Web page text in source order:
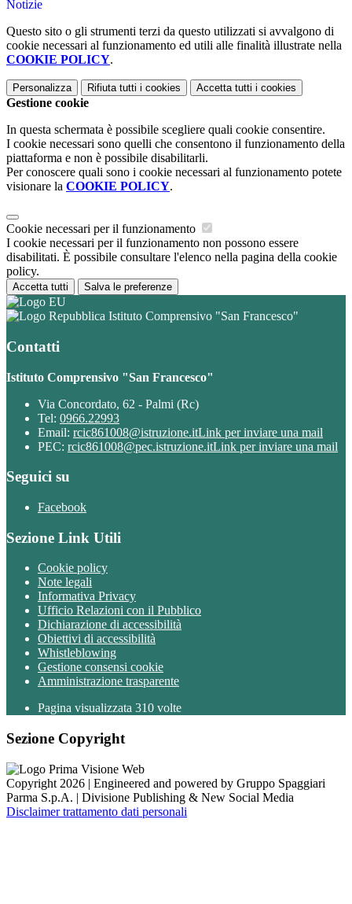
Notizie
Questo sito o gli strumenti terzi da questo utilizzati si avvalgono di
cookie necessari al funzionamento ed utili alle finalità illustrate nella
COOKIE POLICY.
Personalizza Rifiuta tutti i cookies Accetta tutti i cookies
Gestione cookie
In questa schermata è possibile scegliere quali cookie consentire.
I cookie necessari sono quelli che consentono il funzionamento della
piattaforma e non è possibile disabilitarli.
Per conoscere quali sono i cookie necessari al funzionamento potete
visionare la COOKIE POLICY.
Cookie necessari per il funzionamento
I cookie necessari per il funzionamento non possono essere
disabilitati. È possibile consultare l'elenco nella pagina della cookie
policy.
Accetta tutti Salva le preferenze
Istituto Comprensivo "San Francesco"
Contatti
Istituto Comprensivo "San Francesco"
Via Concordato, 62 - Palmi (Rc)
Tel: 0966.22993
Email: rcic861008@istruzione.itLink per inviare una mail
PEC: rcic861008@pec.istruzione.itLink per inviare una mail
Seguici su
Facebook
Sezione Link Utili
Cookie policy
Note legali
Informativa Privacy
Ufficio Relazioni con il Pubblico
Dichiarazione di accessibilità
Obiettivi di accessibilità
Whistleblowing
Gestione consensi cookie
Amministrazione trasparente
Pagina visualizzata 310 volte
Sezione Copyright
Copyright 2026 | Engineered and powered by Gruppo Spaggiari
Parma S.p.A. | Divisione Publishing & New Social Media
Disclaimer trattamento dati personali